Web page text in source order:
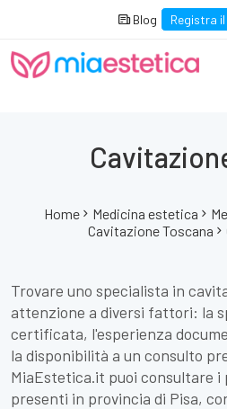
Blog Registra
Home Medicina estetica
Cavitazione Toscana
Trovare uno specialista in
attenzione a diversi fattori: la
certificata, l'esperienza
la disponibilità a un consulto
MiaEstetica.it puoi consultare
presenti in provincia di Pisa,